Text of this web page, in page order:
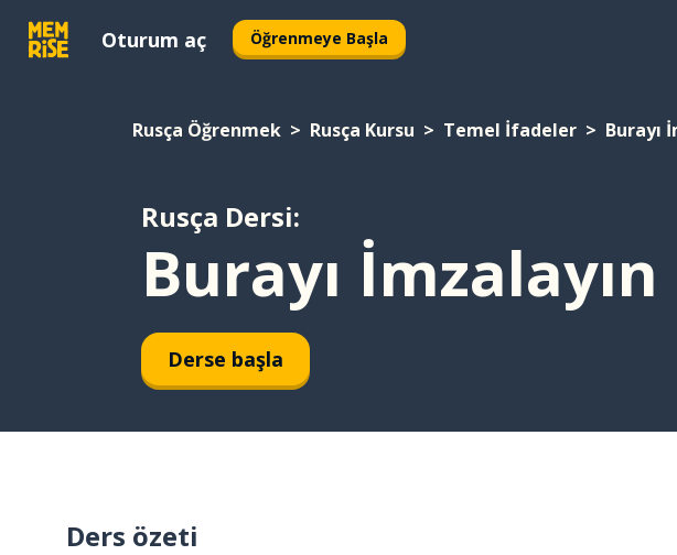
Oturum aç Öğrenmeye Başla
Rusça Öğrenmek Rusça Kursu Temel İfadeler Burayı
Rusça Dersi:
Burayı
Derse başla
Ders özeti